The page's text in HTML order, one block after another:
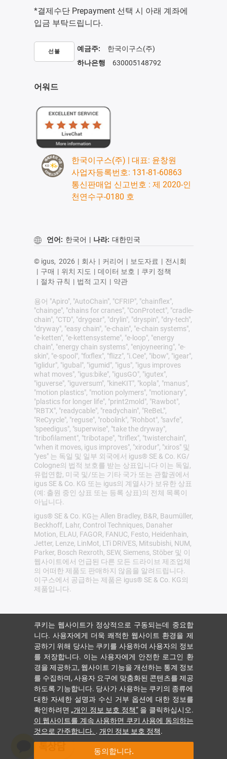
*결제수단 Prepayment 선택 시 아래 계좌에
입금 부탁드립니다.
선불 예금주: 한국이구스(주)
하나은행 630005148792
어워드
한국이구스(주) | 대표: 윤창원
사업자등록번호: 131-81-60863
통신판매업 신고번호 : 제 2020-인
천연수구-0180 호
언어: 한국어 | 나라: 대한민국
© igus, 2026 | 회사 | 커리어 | 보도자료 | 전시회
| 구매 | 위치 지도 | 데이터 보호 | 쿠키 정책
| 절차 규칙 | 법적 고지 | 약관
용어 "Apiro", "AutoChain", "CFRIP", "chainflex",
"chainge", "chains for cranes", "ConProtect", "cradle-
chain", "CTD", "drygear", "drylin", "dryspin", "dry-tech",
"dryway", "easy chain", "e-chain", "e-chain systems",
"e-ketten", "e-kettensysteme", "e-loop", "energy
chain", "energy chain systems", "enjoyneering", "e-
skin", "e-spool", "fixflex", "flizz", "i.Cee", "ibow", "igear",
"iglidur", "igubal", "igumid", "igus", "igus improves
what moves", "igus:bike", "igusGO", "igutex",
"iguverse", "iguversum", "kineKIT", "kopla", "manus",
"motion plastics", "motion polymers", "motionary",
"plastics for longer life", "print2mold", "Rawbot",
"RBTX", "readycable", "readychain", "ReBeL",
"ReCyycle", "reguse", "robolink", "Rohbot", "savfe",
"speedigus", "superwise", "take the dryway",
"tribofilament", "tribotape", "triflex", "twisterchain",
"when it moves, igus improves", "xirodur", "xiros" 및
"yes" 는 독일 및 일부 외국에서 igus® SE & Co. KG/
Cologne의 법적 보호를 받는 상표입니다 이는 독일,
유럽연합, 미국 및/또는 기타 국가 또는 관할권에서
igus SE & Co. KG 또는 igus의 계열사가 보유한 상표
(예: 출원 중인 상표 또는 등록 상표)의 전체 목록이
아닙니다.
igus® SE & Co. KG는 Allen Bradley, B&R, Baumüller,
Beckhoff, Lahr, Control Techniques, Danaher
Motion, ELAU, FAGOR, FANUC, Festo, Heidenhain,
Jetter, Lenze, LinMot, LTi DRiVES, Mitsubishi, NUM,
Parker, Bosch Rexroth, SEW, Siemens, Stöber 및 이
웹사이트에서 언급된 다른 모든 드라이브 제조업체
의 어떠한 제품도 판매하지 않음을 알려드립니다.
이구스에서 공급하는 제품은 igus® SE & Co. KG의
제품입니다.
쿠키는 웹사이트가 정상적으로 구동되는데 중요합
니다. 사용자에게 더욱 쾌적한 웹사이트 환경을 제
공하기 위해 당사는 쿠키를 사용하여 사용자의 정보
를 저장합니다. 이는 사용자에게 안전한 로그인 환
경을 제공하고, 웹사이트 기능을 개선하는 통계 정보
를 수집하며, 사용자 요구에 맞춤화된 콘텐츠를 제공
하도록 기능합니다. 당사가 사용하는 쿠키의 종류에
대한 자세한 설명과 수신 거부 옵션에 대한 정보를
확인하려면 „개인 정보 보호 정책“을 클릭하십시오.
이 웹사이트를 계속 사용하면 쿠키 사용에 동의하는
것으로 간주합니다. . 개인 정보 보호 정책.
동의합니다.